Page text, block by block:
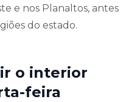
e nos Planaltos, antes
do estado.
o interior
feira